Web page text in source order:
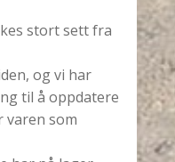
stort sett fra
og vi har
til å oppdatere
varen som